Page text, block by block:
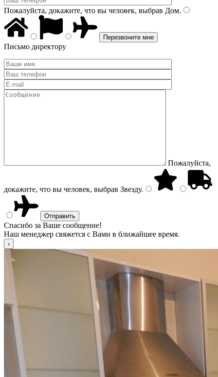
Пожалуйста, докажите, что вы человек, выбрав Дом.
Письмо директору
Пожалуйста,
докажите, что вы человек, выбрав Звезду.
Спасибо за Ваше сообщение!
Наш менеджер свяжется с Вами в ближайшее время.